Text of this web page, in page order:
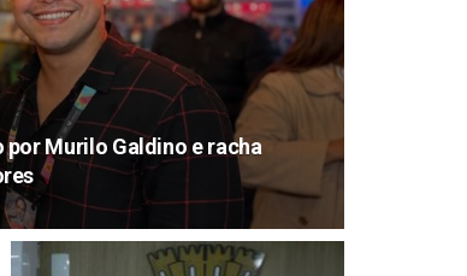
Murilo Galdino e racha